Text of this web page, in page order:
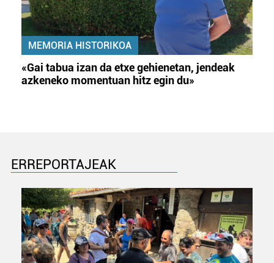
MEMORIA HISTORIKOA
«Gai tabua izan da etxe gehienetan, jendeak
azkeneko momentuan hitz egin du»
ERREPORTAJEAK